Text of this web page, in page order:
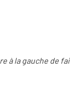
à la gauche de